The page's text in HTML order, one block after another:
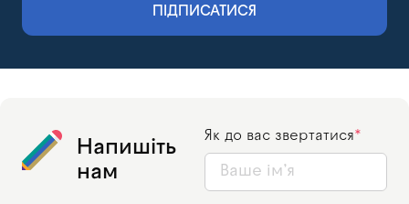
ПІДПИСАТИСЯ
Напишіть
нам
Як до вас звертатися